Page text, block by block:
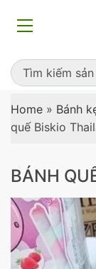
Home » Bánh
quế Biskio
BÁNH